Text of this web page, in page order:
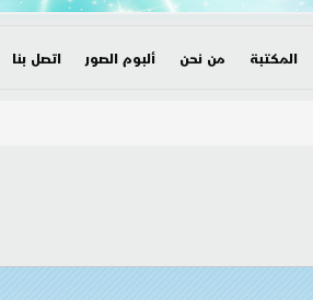
المكتبة من نحن ألبوم الصور اتصل بنا